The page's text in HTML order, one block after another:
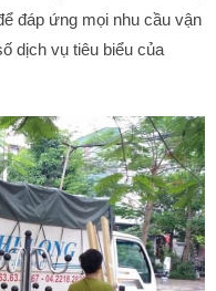
đáp ứng mọi nhu cầu vận
dịch vụ tiêu biểu của